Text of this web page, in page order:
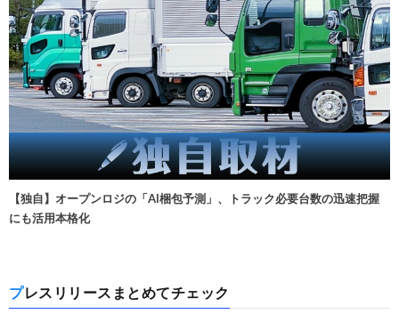
【独自】オープンロジの「AI梱包予測」、トラック必要台数の迅速把握
にも活用本格化
プレスリリースまとめてチェック